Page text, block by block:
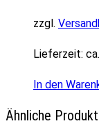
zzgl.
Lieferzeit:
In den
Ähnliche